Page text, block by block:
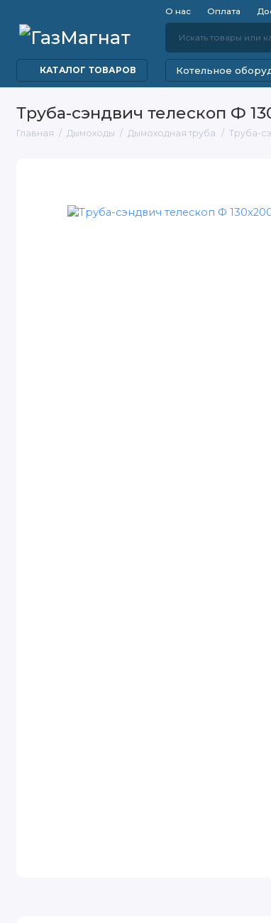
О нас Оплата
КАТАЛОГ ТОВАРОВ Котельное
Труба-сэндвич телескоп Ф
Главная Дымоходы Дымоходная труба Труба-